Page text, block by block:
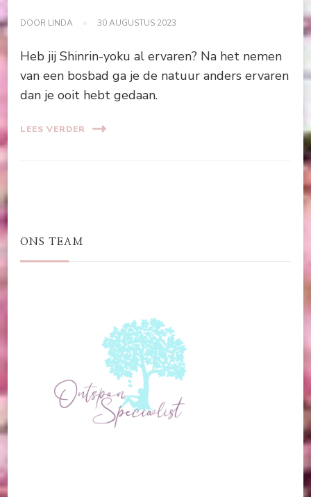
DOOR LINDA 30 AUGUSTUS 2023
Heb jij Shinrin-yoku al ervaren? Na het nemen
van een bosbad ga je de natuur anders ervaren
dan je ooit hebt gedaan.
LEES VERDER
ONS TEAM